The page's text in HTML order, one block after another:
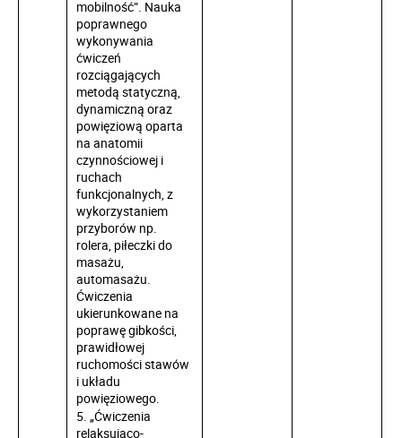
mobilność”. Nauka
poprawnego
wykonywania
ćwiczeń
rozciągających
metodą statyczną,
dynamiczną oraz
powięziową oparta
na anatomii
czynnościowej i
ruchach
funkcjonalnych, z
wykorzystaniem
przyborów np.
rolera, piłeczki do
masażu,
automasażu.
Ćwiczenia
ukierunkowane na
poprawę gibkości,
prawidłowej
ruchomości stawów
i układu
powięziowego.
5. „Ćwiczenia
relaksująco-